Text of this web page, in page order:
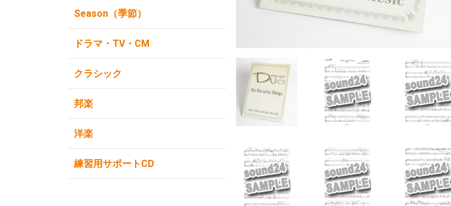
Season（季節）
ドラマ・TV・CM
クラシック
邦楽
洋楽
練習用サポートCD